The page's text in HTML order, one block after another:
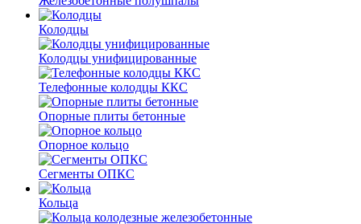
Колодцы
Колодцы унифицированные
Телефонные колодцы ККС
Опорные плиты бетонные
Опорное кольцо
Сегменты ОПКС
Кольца